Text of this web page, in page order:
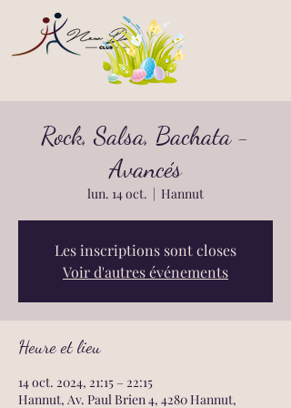
Rock, Salsa, Bachata -
Avancés
lun. 14 oct.
  |
Hannut
Les inscriptions sont closes
Voir d'autres événements
Heure et lieu
14 oct. 2024, 21:15 – 22:15
Hannut, Av. Paul Brien 4, 4280 Hannut,